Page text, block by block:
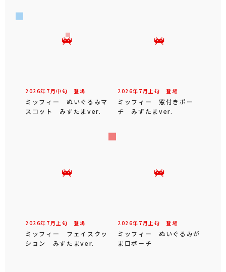
2026年 7 月中旬 登場
ミッフィー ぬいぐるみマ
スコット みずたまver.
2026年 7 月 上旬 登場
ミッフィー 窓付きポー
チ みずたまver.
2026年 7 月 上旬 登場
ミッフィー フェイスクッ
ション みずたまver.
2026年 7 月 上旬 登場
ミッフィー ぬいぐるみが
ま口ポーチ